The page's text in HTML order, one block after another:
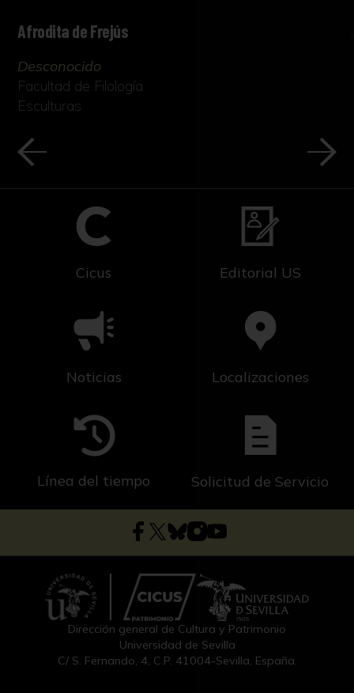
Afrodita de Frejús
Desconocido
Facultad de Filología
Esculturas
Cicus Editorial US
Noticias Localizaciones
Línea del tiempo Solicitud de Servicio
Dirección general de Cultura y Patrimonio
Universidad de Sevilla
C/ S. Fernando, 4, C.P. 41004-Sevilla, España.